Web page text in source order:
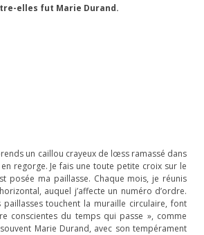
elles fut Marie Durand.
un caillou crayeux de lœss ramassé dans
regorge. Je fais une toute petite croix sur le
posée ma paillasse. Chaque mois, je réunis
auquel j’affecte un numéro d’ordre.
touchent la muraille circulaire, font
conscientes du temps qui passe », comme
Marie Durand, avec son tempérament